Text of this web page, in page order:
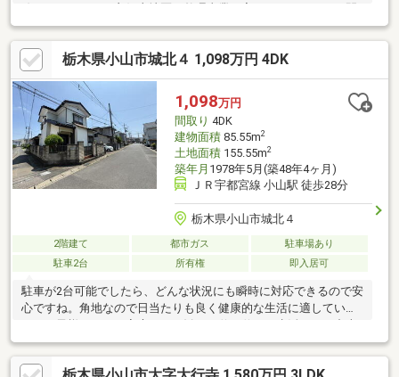
静な住宅地の一画奥行のある整形地南側にはゆとりある庭先（趣
味の家庭菜園等を愉しむことができます。）前面道路の幅もあり
（６ｍ幅）、駐車しやすい土地形状（駐車並列３台可）ライフラ
インが整備されており、将来的にも安心※公営水道・公共下水
道・都市ガス住宅メーカー施工※三井ホーム一人暮らしの方に最
適なコンパクト住宅※庭先にゆとりがあり、プレハブ（趣味部屋
等）の増設等が可事務所・店舗として利用可
栃木県小山市城北４ 1,098万円 4DK
1,098万円
間取り 4DK
建物面積85.55m2
土地面積155.55m2
築年月 1978年5月(築48年4ヶ月)
ＪＲ宇都宮線 小山駅 徒歩28分
栃木県小山市城北４
2階建て 都市ガス
駐車場あり
駐車2台
所有権 即入居可
駐車が2台可能でしたら、どんな状況にも瞬時に対応できるので安
心ですね。角地なので日当たりも良く健康的な生活に適していま
す。お子様のいるご家庭にもお勧め。伸び伸びと生活できる中古
戸建て物件がコチラです。すぐに入居できるので、お待ちいただ
くことはありません。ガーデニングも楽しめる庭付物件なら沢山